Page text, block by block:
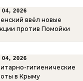
04, 2026
ввёл новые
против Помойки
04, 2026
гигиенические
в Крыму